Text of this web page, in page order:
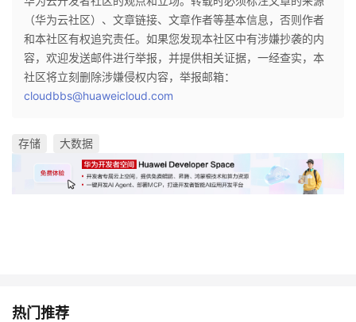
（华为云社区）、文章链接、文章作者等基本信息，否则作者
和本社区有权追究责任。如果您发现本社区中有涉嫌抄袭的内
容，欢迎发送邮件进行举报，并提供相关证据，一经查实，本
社区将立刻删除涉嫌侵权内容，举报邮箱：
cloudbbs@huaweicloud.com
存储 大数据
热门推荐